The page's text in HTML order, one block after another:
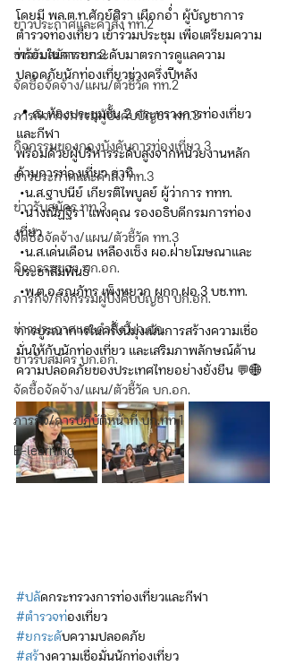
ข่าวประกาศและคำสั่ง ทท.2
ข่าวรับสมัคร ทท.2
จัดซื้อจัดจ้าง/แผน/ตัวชี้วัด ทท.2
ภารกิจ/กิจกรรมผู้บังคับบัญชา ทท.3
กิจกรรมของกองบังคับการท่องเที่ยว 3
ข่าวประกาศและคำสั่ง ทท.3
ข่าวรับสมัคร ทท.3
จัดซื้อจัดจ้าง/แผน/ตัวชี้วัด ทท.3
กิจกรรมของ บก.อก.
ภารกิจ/กิจกรรมผู้บังคับบัญชา บก.อก.
ข่าวประกาศและคำสั่ง บก.อก.
ข่าวรับสมัคร บก.อก.
จัดซื้อจัดจ้าง/แผน/ตัวชี้วัด บก.อก.
ภารกิจ/การปฏิบัติหน้าที่ บก.ทท.1
E-learning
โดยมี พล.ต.ท.ศักย์ศิรา เผือกอ่ำ ผู้บัญชาการ
ตำรวจท่องเที่ยว เข้าร่วมประชุม เพื่อเตรียมความ
พร้อมในการยกระดับมาตรการดูแลความ
ปลอดภัยนักท่องเที่ยวช่วงครึ่งปีหลัง
📍 ณ ห้องประชุมชั้น 2 กระทรวงการท่องเที่ยว
และกีฬา
พร้อมด้วยผู้บริหารระดับสูงจากหน่วยงานหลัก
ด้านการท่องเที่ยว อาทิ
•น.ส.ฐาปนีย์ เกียรติไพบูลย์ ผู้ว่าการ ททท.
•นางณัฏฐิรา แพงคุณ รองอธิบดีกรมการท่อง
เที่ยว
ประชาสัมพันธ์
•พ.ต.อ.รณภัทร เพ็งหยวก ผกก.ฝอ.3 บช.ทท.
การบูรณาการในครั้งนี้มุ่งเน้นการสร้างความเชื่อ
มั่นให้กับนักท่องเที่ยว และเสริมภาพลักษณ์ด้าน
ความปลอดภัยของประเทศไทยอย่างยั่งยืน 💬🌐
#ปลัดกระทรวงการท่องเที่ยวและกีฬา
#ตำรวจท่องเที่ยว
#ยกระดับความปลอดภัย
#สร้างความเชื่อมั่นนักท่องเที่ยว